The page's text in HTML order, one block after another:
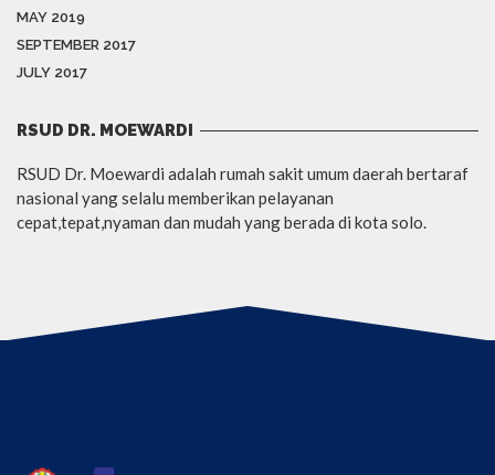
MAY 2019
SEPTEMBER 2017
JULY 2017
RSUD DR. MOEWARDI
RSUD Dr. Moewardi adalah rumah sakit umum daerah bertaraf
nasional yang selalu memberikan pelayanan
cepat,tepat,nyaman dan mudah yang berada di kota solo.